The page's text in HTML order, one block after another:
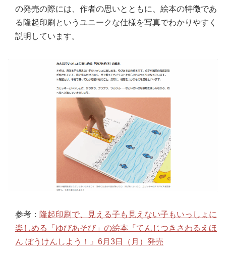
の発売の際には、作者の思いとともに、絵本の特徴であ
る隆起印刷というユニークな仕様を写真でわかりやすく
説明しています。
参考： 隆起印刷で、見える子も見えない子もいっしょに
楽しめる「ゆびあそび」の絵本『てんじつきさわるえほ
ん ぼうけんしよう！』6月3日（月）発売